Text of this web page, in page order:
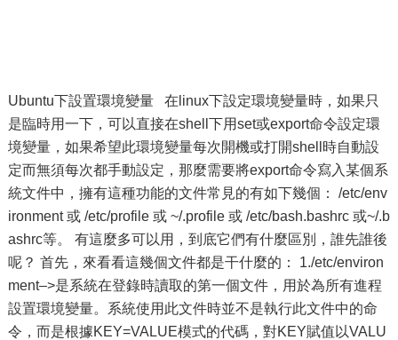
Ubuntu下設置環境變量 在linux下設定環境變量時，如果只
是臨時用一下，可以直接在shell下用set或export命令設定環
境變量，如果希望此環境變量每次開機或打開shell時自動設
定而無須每次都手動設定，那麼需要將export命令寫入某個系
統文件中，擁有這種功能的文件常見的有如下幾個： /etc/env
ironment 或 /etc/profile 或 ~/.profile 或 /etc/bash.bashrc 或~/.b
ashrc等。 有這麼多可以用，到底它們有什麼區別，誰先誰後
呢？ 首先，來看看這幾個文件都是干什麼的： 1./etc/environ
ment–>是系統在登錄時讀取的第一個文件，用於為所有進程
設置環境變量。系統使用此文件時並不是執行此文件中的命
令，而是根據KEY=VALUE模式的代碼，對KEY賦值以VALU